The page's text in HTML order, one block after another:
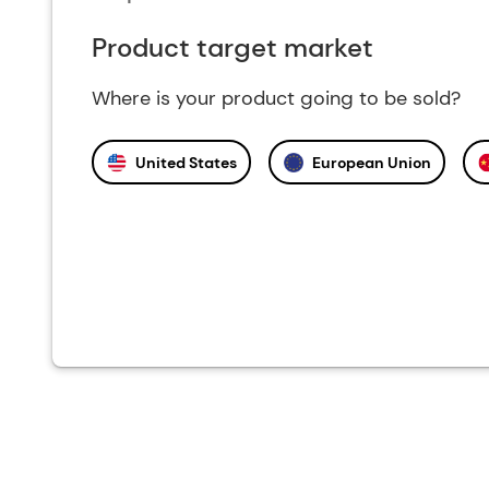
Product target market
Where is your product going to be sold?
United States European Union